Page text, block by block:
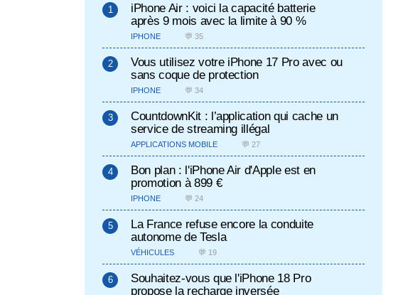
iPhone Air : voici la capacité batterie
après 9 mois avec la limite à 90 %
IPHONE 💬 35
Vous utilisez votre iPhone 17 Pro avec ou
sans coque de protection
IPHONE 💬 34
CountdownKit : l’application qui cache un
service de streaming illégal
APPLICATIONS MOBILE 💬 27
Bon plan : l'iPhone Air d'Apple est en
promotion à 899 €
IPHONE 💬 24
La France refuse encore la conduite
autonome de Tesla
VÉHICULES 💬 19
Souhaitez-vous que l'iPhone 18 Pro
propose la recharge inversée